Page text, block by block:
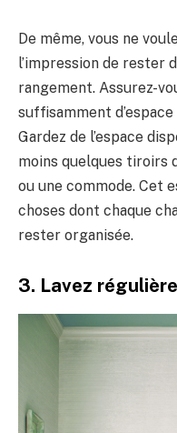
De même, vous ne
l’impression de rester
rangement. Assurez-
suffisamment
Gardez de l’espace
moins quelques tiroirs
ou une commode. Cet
choses dont chaque
rester organisée.
3. Lavez